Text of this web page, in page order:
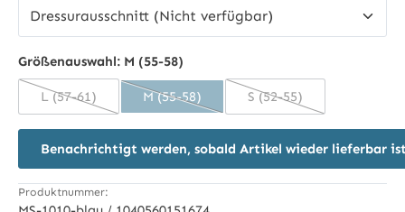
Größenauswahl: M (55-58)
L (57-61)
(Diese Option ist zurzeit nicht verfügbar.)
M (55-58)
(Diese Option ist zurzeit nicht verfügbar.)
S (52-55)
(Diese Option ist
Benachrichtigt werden, sobald Artikel wieder lieferbar
Produktnummer: